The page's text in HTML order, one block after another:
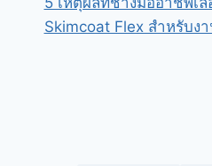
Skimcoat Flex สำหรับง